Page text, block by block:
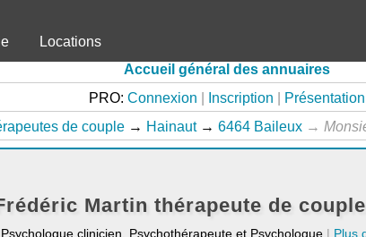
Locations
Accueil général des annuaires
PRO: Connexion Inscription
Présentation
de couple → Hainaut → 6464 Baileux →
Martin thérapeute de
clinicien, Psychothérapeute et Psychologue | Plus